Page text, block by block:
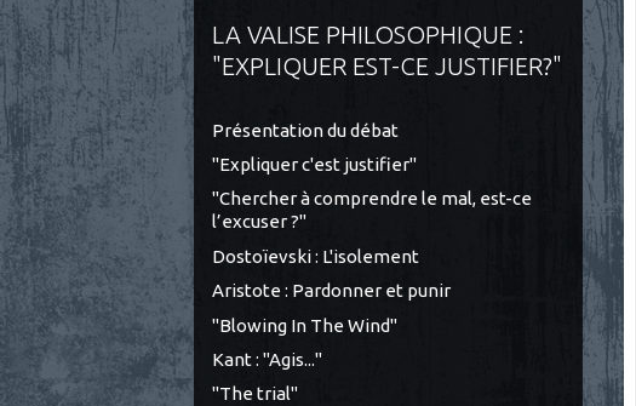
LA VALISE PHILOSOPHIQUE :
"EXPLIQUER EST-CE JUSTIFIER?"
Présentation du débat
"Expliquer c'est justifier"
"Chercher à comprendre le mal, est-ce
l’excuser ?"
Dostoïevski : L'isolement
Aristote : Pardonner et punir
"Blowing In The Wind"
Kant : "Agis..."
"The trial"